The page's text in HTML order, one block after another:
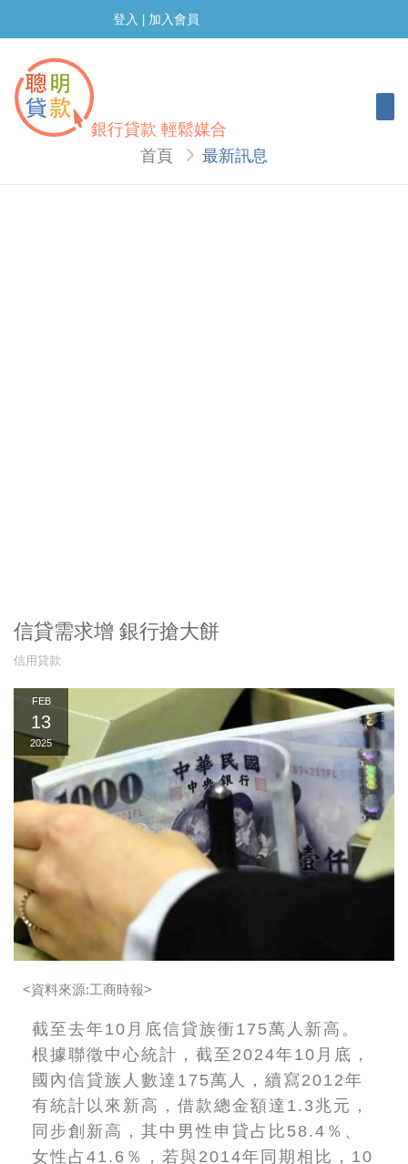
登入 加入會員
銀行貸款 輕鬆媒合
首頁 最新訊息
信貸需求增 銀行搶大餅
信用貸款
FEB
13
2025
<資料來源:工商時報>
截至去年10月底信貸族衝175萬人新高。
根據聯徵中心統計，截至2024年10月底，
國內信貸族人數達175萬人，續寫2012年
有統計以來新高，借款總金額達1.3兆元，
同步創新高，其中男性申貸占比58.4％、
女性占41.6％，若與2014年同期相比，10